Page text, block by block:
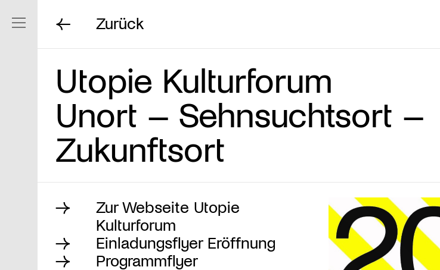
Navigation ein/ausblenden
Zurück
Utopie Kulturforum
Unort – Sehnsuchtsort –
Zukunftsort
Zur Webseite Utopie
Kulturforum
Einladungsflyer Eröffnung
Programmflyer